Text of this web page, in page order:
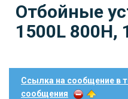
Отбойные
1500L 800H,
Ссылка на сообщение в
сообщения